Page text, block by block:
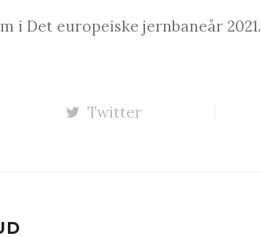
i Det europeiske jernbaneår 2021.
Twitter